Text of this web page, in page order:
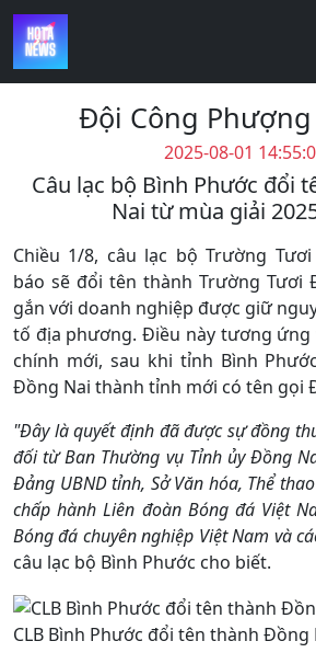
Đội Công
2025-08-01
Câu lạc bộ Bình Phước đổi
Nai từ mùa giải
Chiều 1/8, câu lạc bộ Trường
báo sẽ đổi tên thành Trường Tươi
gắn với doanh nghiệp được giữ
tố địa phương. Điều này tương ứng
chính mới, sau khi tỉnh Bình
Đồng Nai thành tỉnh mới có tên gọi
"Đây là quyết định đã được sự đồng
đối từ Ban Thường vụ Tỉnh ủy Đồng
Đảng UBND tỉnh, Sở Văn hóa, Thể
chấp hành Liên đoàn Bóng đá Việt
Bóng đá chuyên nghiệp Việt Nam và
câu lạc bộ Bình Phước cho biết.
CLB Bình Phước đổi tên thành Đồng